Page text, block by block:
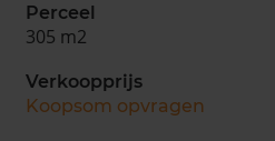
Perceel
305 m2
Verkoopprijs
Koopsom opvragen